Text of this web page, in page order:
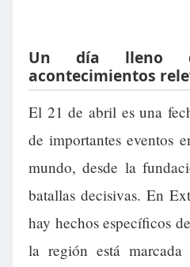
Un día lleno
acontecimientos
El 21 de abril es una
de importantes eventos
mundo, desde la
batallas decisivas. En
hay hechos específicos
la región está